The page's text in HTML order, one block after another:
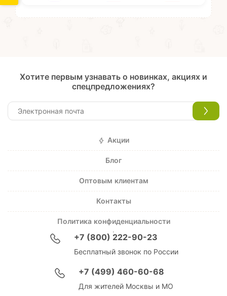
Хотите первым узнавать о новинках, акциях и
спецпредложениях?
Акции
Блог
Оптовым клиентам
Контакты
Политика конфиденциальности
+7 (800) 222-90-23
Бесплатный звонок по России
+7 (499) 460-60-68
Для жителей Москвы и МО